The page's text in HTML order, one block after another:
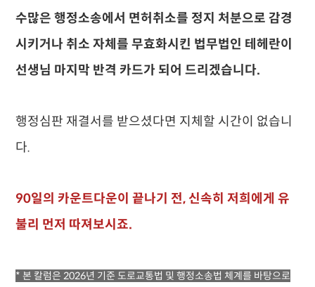
수많은 행정소송에서 면허취소를 정지 처분으로 감경
시키거나 취소 자체를 무효화시킨 법무법인 테헤란이
선생님 마지막 반격 카드가 되어 드리겠습니다.
행정심판 재결서를 받으셨다면 지체할 시간이 없습니
다.
90일의 카운트다운이 끝나기 전, 신속히 저희에게 유
불리 먼저 따져보시죠.
* 본 칼럼은 2026년 기준 도로교통법 및 행정소송법 체계를 바탕으로